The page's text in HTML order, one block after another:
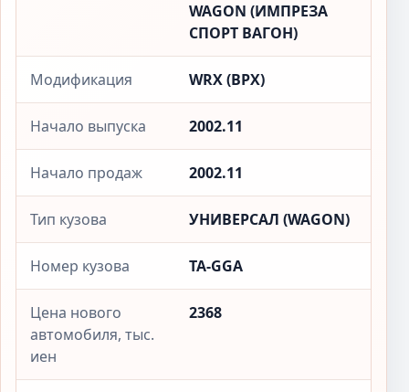
WAGON (ИМПРЕЗА
СПОРТ ВАГОН)
Модификация WRX (ВРX)
Начало выпуска 2002.11
Начало продаж 2002.11
Тип кузова УНИВЕРСАЛ (WAGON)
Номер кузова TA-GGA
Цена нового
автомобиля, тыс.
иен
2368